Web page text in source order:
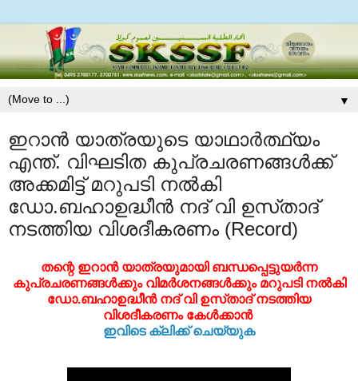
▼
ഇറാന്‍ യാത്രയുടെ യാഥാര്‍ത്ഥ്യം
എന്ത്‌. വിഘടിത കുപ്രചരണങ്ങള്‍ക്ക്‌
അക്കമിട്ട്‌ മറുപടി നല്‍കി
ഡോ.ബഹാഉദ്ധീന്‍ നദ്‌ വി ഉസ്‌താദ്‌
നടത്തിയ വിശദീകരണം (Record)
തന്റെ ഇറാന്‍ യാത്രയുമായി ബന്ധപ്പെട്ടുയര്‍ന്ന
കുപ്രചരണങ്ങള്‍ക്കും വിമര്‍ശനങ്ങള്‍ക്കും മറുപടി നല്‍കി
ഡോ.ബഹാഉദ്ധീന്‍ നദ്‌ വി ഉസ്‌താദ്‌ നടത്തിയ
വിശദീകരണം കേള്‍ക്കാന്‍
ഇവിടെ ക്ലിക്ക്‌ ചെയ്യുക